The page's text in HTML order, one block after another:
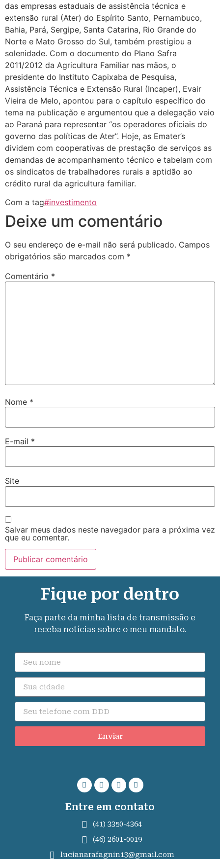
das empresas estaduais de assistência técnica e
extensão rural (Ater) do Espírito Santo, Pernambuco,
Bahia, Pará, Sergipe, Santa Catarina, Rio Grande do
Norte e Mato Grosso do Sul, também prestigiou a
solenidade. Com o documento do Plano Safra
2011/2012 da Agricultura Familiar nas mãos, o
presidente do Instituto Capixaba de Pesquisa,
Assistência Técnica e Extensão Rural (Incaper), Evair
Vieira de Melo, apontou para o capítulo específico do
tema na publicação e argumentou que a delegação veio
ao Paraná para representar “os operadores oficiais do
governo das políticas de Ater”. Hoje, as Emater’s
dividem com cooperativas de prestação de serviços as
demandas de acompanhamento técnico e tabelam com
os sindicatos de trabalhadores rurais a aptidão ao
crédito rural da agricultura familiar.
Com a tag#investimento
Deixe um comentário
O seu endereço de e-mail não será publicado. Campos
obrigatórios são marcados com *
Comentário *
Nome *
E-mail *
Site
Salvar meus dados neste navegador para a próxima vez
que eu comentar.
Fique por dentro
Faça parte da minha lista de transmissão e
receba notícias sobre o meu mandato.
Enviar
Entre em contato
(41) 3350-4364
(46) 2601-0019
lucianarafagnin13@gmail.com